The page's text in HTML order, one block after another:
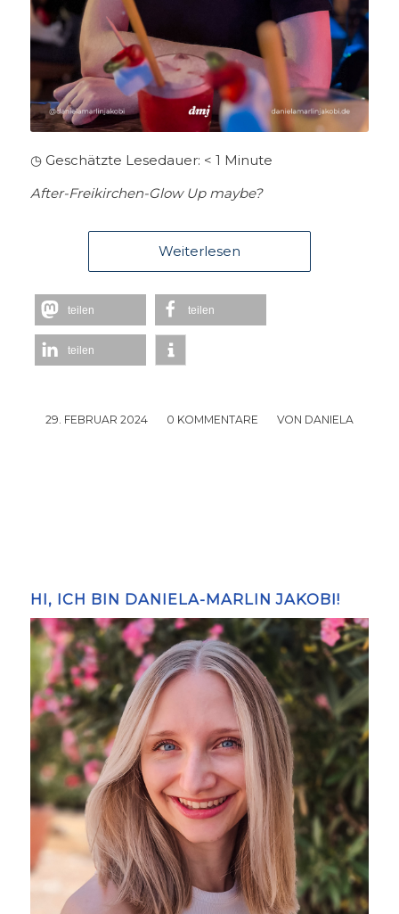
◷ Geschätzte Lesedauer: < 1 Minute
After-Freikirchen-Glow Up maybe?
Weiterlesen
teilen teilen
teilen
29. FEBRUAR 2024
/ 0 KOMMENTARE
/ VON DANIELA
HI, ICH BIN DANIELA-MARLIN JAKOBI!